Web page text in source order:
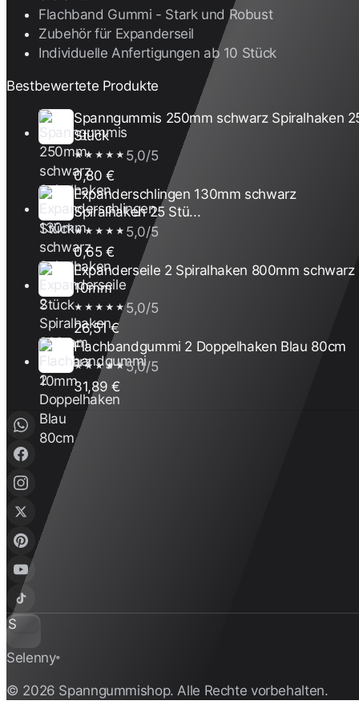
Flachband Gummi - Stark und Robust
Zubehör für Expanderseil
Individuelle Anfertigungen ab 10 Stück
Bestbewertete Produkte
Spanngummis 250mm schwarz Spiralhaken
Stück
★★★★★ 5,0/5
0,80 €
Expanderschlingen 130mm schwarz
Spiralhaken 25 Stü...
★★★★★ 5,0/5
0,65 €
Expanderseile 2 Spiralhaken 800mm schwarz
10mm
★★★★★5,0/5
26,51 €
Flachbandgummi 2 Doppelhaken Blau 80cm
★★★★★5,0/5
31,89 €
S
Selenny®
© 2026 Spanngummishop. Alle Rechte vorbehalten.